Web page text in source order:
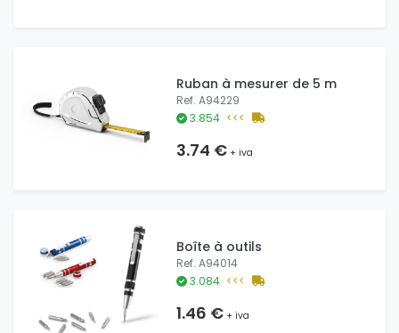
Ruban à mesurer de 5 m
Ref. A94229
3.854 <<<
3.74 €+ iva
Boîte à outils
Ref. A94014
3.084 <<<
1.46 €+ iva